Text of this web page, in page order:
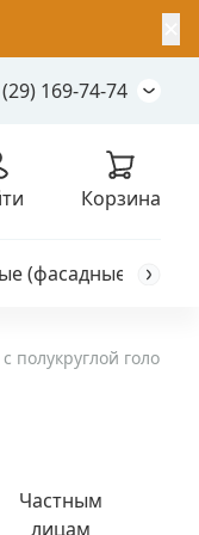
169-74-74
Корзина
(фасадные)
полукруглой
Частным
лицам